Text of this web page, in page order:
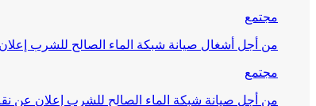
مجتمع
من أجل أشغال صيانة شبكة الماء الصالح للشرب
مجتمع
من أجل صيانة شبكة الماء الصالح للشرب إعلان عن